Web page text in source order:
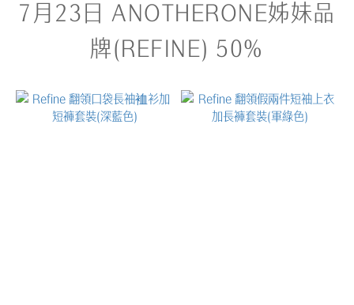
7月23日 ANOTHERONE姊妹品
牌(REFINE) 50%